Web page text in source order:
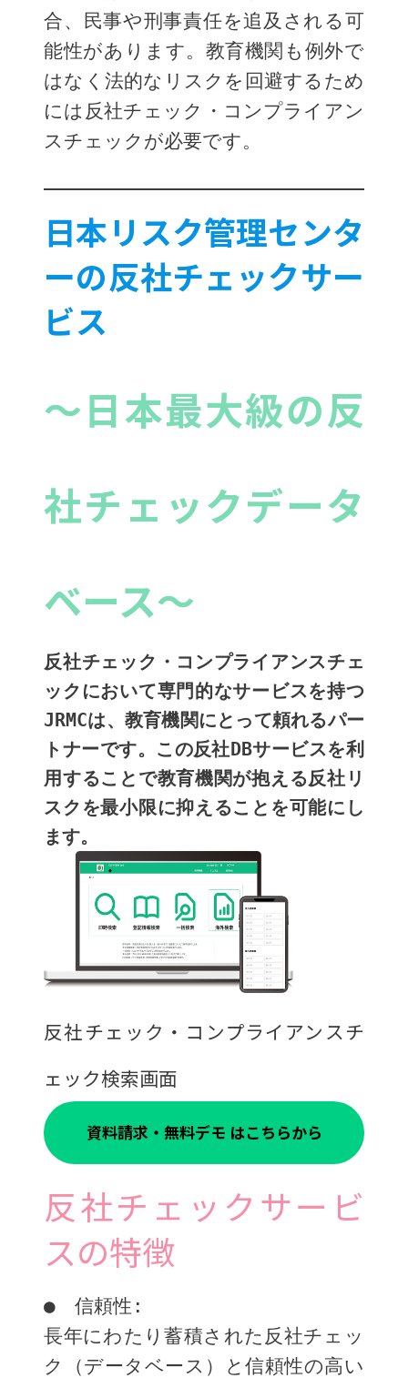
合、民事や刑事責任を追及される可
能性があります。教育機関も例外で
はなく法的なリスクを回避するため
には反社チェック・コンプライアン
スチェックが必要です。
日本リスク管理センタ
ーの反社チェックサー
ビス
～日本最大級の反
社チェックデータ
ベース～
反社チェック・コンプライアンスチェ
ックにおいて専門的なサービスを持つ
JRMCは、教育機関にとって頼れるパー
トナーです。この反社DBサービスを利
用することで教育機関が抱える反社リ
スクを最小限に抑えることを可能にし
ます。
反社チェック・コンプライアンスチ
ェック検索画面
資料請求・無料デモ はこちらから
反社チェックサービ
スの特徴
●　信頼性:
長年にわたり蓄積された反社チェッ
ク（データベース）と信頼性の高い